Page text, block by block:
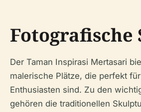
Fotografische
Der Taman Inspirasi Mertasari
malerische Plätze, die perfekt
Enthusiasten sind. Zu den
gehören die traditionellen